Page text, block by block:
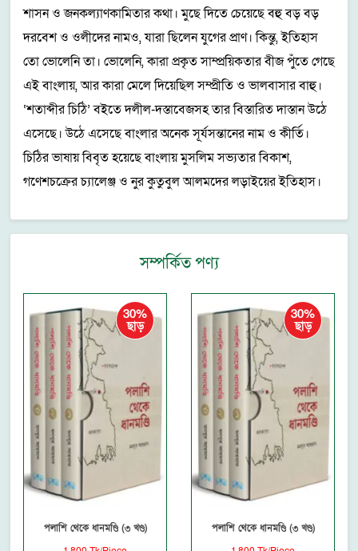
শাসন ও জনকল্যাণকামিতার কথা। মুছে দিতে চেয়েছে বহু বড় বড়
দরবেশ ও ওলীদের নামও, যারা ছিলেন যুগের প্রাণ। কিন্তু, ইতিহাস
তো ভোলেনি তা। ভোলেনি, কারা প্রকৃত সাম্প্রয়িকতার বীজ পুঁতে গেছে
এই বাংলায়, আর কারা মেলে দিয়েছিল সম্প্রীতি ও ভালবাসার বাহু।
‘শতাব্দীর চিঠি’ বইতে দলীল-দস্তাবেজসহ তার বিস্তারিত দাস্তান উঠে
এসেছে। উঠে এসেছে বাংলার অনেক সূর্যসন্তানের নাম ও কীর্তি।
চিঠির ভাষায় বিবৃত হয়েছে বাংলায় মুসলিম সভ্যতার বিকাশ,
গণেশচক্রের চ্যালেঞ্জ ও নুর কুতুবুল আলমদের লড়াইয়ের ইতিহাস।
সম্পর্কিত পণ্য
30%
ছাড়
পলাশি থেকে ধানমণ্ডি (৩ খণ্ড)
30%
ছাড়
পলাশি থেকে ধানমণ্ডি (৩ খণ্ড)